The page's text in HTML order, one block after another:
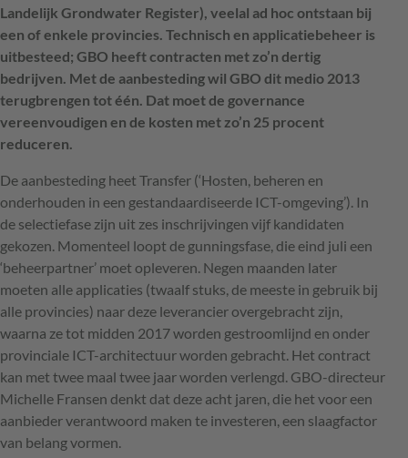
Landelijk Grondwater Register), veelal ad hoc ontstaan bij
een of enkele provincies. Technisch en applicatiebeheer is
uitbesteed; GBO heeft contracten met zo’n dertig
bedrijven. Met de aanbesteding wil GBO dit medio 2013
terugbrengen tot één. Dat moet de governance
vereenvoudigen en de kosten met zo’n 25 procent
reduceren.
De aanbesteding heet Transfer (‘Hosten, beheren en
onderhouden in een gestandaardiseerde ICT-omgeving’). In
de selectiefase zijn uit zes inschrijvingen vijf kandidaten
gekozen. Momenteel loopt de gunningsfase, die eind juli een
‘beheerpartner’ moet opleveren. Negen maanden later
moeten alle applicaties (twaalf stuks, de meeste in gebruik bij
alle provincies) naar deze leverancier overgebracht zijn,
waarna ze tot midden 2017 worden gestroomlijnd en onder
provinciale ICT-architectuur worden gebracht. Het contract
kan met twee maal twee jaar worden verlengd. GBO-directeur
Michelle Fransen denkt dat deze acht jaren, die het voor een
aanbieder verantwoord maken te investeren, een slaagfactor
van belang vormen.